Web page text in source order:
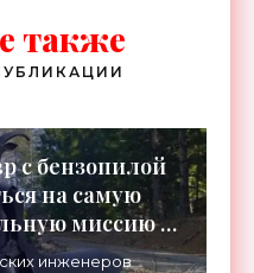
также
с бензопилой
на самую
миссию -
инженеров